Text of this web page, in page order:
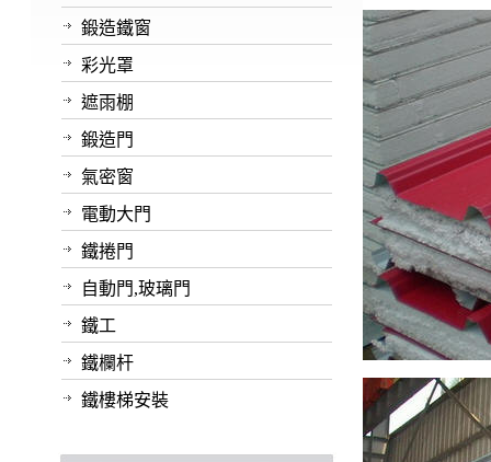
鍛造鐵窗
彩光罩
遮雨棚
鍛造門
氣密窗
電動大門
鐵捲門
自動門,玻璃門
鐵工
鐵欄杆
鐵樓梯安裝